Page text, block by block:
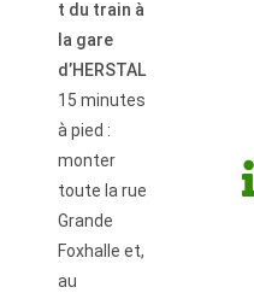
t du train à
la gare
d’HERSTAL
15 minutes
à pied :
monter
toute la rue
Grande
Foxhalle et,
au